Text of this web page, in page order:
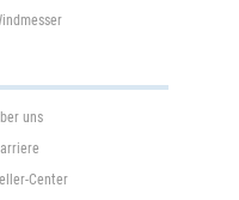
uns
Center